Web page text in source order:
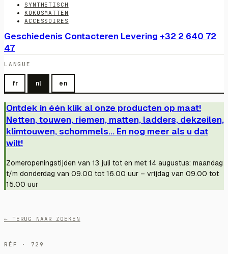
SYNTHETISCH
KOKOSMATTEN
ACCESSOIRES
Geschiedenis Contacteren Levering +32 2 640 72
47
LANGUE
fr nl en
Ontdek in één klik al onze producten op maat!
Netten, touwen, riemen, matten, ladders, dekzeilen,
klimtouwen, schommels... En nog meer als u dat
wilt!
Zomeropeningstijden van 13 juli tot en met 14 augustus: maandag
t/m donderdag van 09.00 tot 16.00 uur – vrijdag van 09.00 tot
15.00 uur
← TERUG NAAR ZOEKEN
RÉF · 729